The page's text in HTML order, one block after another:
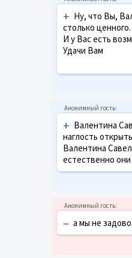
+ Ну, что Вы,
столько ценного.
И у Вас есть
Удачи Вам
+ Валентина
наглость
Валентина
естественно
– а мы не